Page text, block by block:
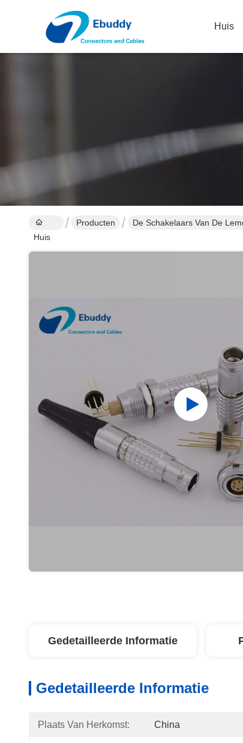
Huis
Huis
Producten De Schakelaars Van De
Gedetailleerde Informatie
Gedetailleerde Informatie
Plaats Van Herkomst: China